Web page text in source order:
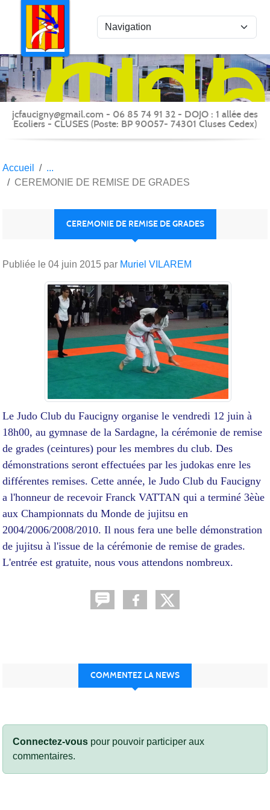
Judo
du
-
jcfaucigny@gmail.com - 06 85 74 91 32 - DOJO : 1 allée des
Ecoliers - CLUSES (Poste: BP 90057- 74301 Cluses Cedex)
Accueil
CEREMONIE DE REMISE DE GRADES
CEREMONIE DE REMISE DE GRADES
Publiée le 04 juin 2015 par Muriel VILAREM
Le Judo Club du Faucigny organise le vendredi 12 juin à
18h00, au gymnase de la Sardagne, la cérémonie de remise
de grades (ceintures) pour les membres du club. Des
démonstrations seront effectuées par les judokas enre les
différentes remises. Cette année, le Judo Club du Faucigny
a l'honneur de recevoir Franck VATTAN qui a terminé 3èùe
aux Championnats du Monde de jujitsu en
2004/2006/2008/2010. Il nous fera une belle démonstration
de jujitsu à l'issue de la cérémonie de remise de grades.
L'entrée est gratuite, nous vous attendons nombreux.
COMMENTEZ LA NEWS
Connectez-vous pour pouvoir participer aux
commentaires.
Panneau de gestion des cookies